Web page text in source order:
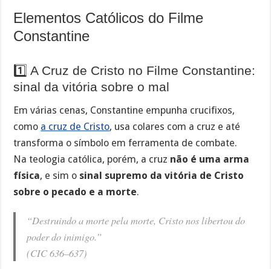
Elementos Católicos do Filme
Constantine
1️⃣ A Cruz de Cristo no Filme Constantine:
sinal da vitória sobre o mal
Em várias cenas, Constantine empunha crucifixos,
como a cruz de Cristo, usa colares com a cruz e até
transforma o símbolo em ferramenta de combate.
Na teologia católica, porém, a cruz não é uma arma
física, e sim o sinal supremo da vitória de Cristo
sobre o pecado e a morte.
“Destruindo a morte pela morte, Cristo nos libertou do
poder do inimigo.”
(CIC 636–637)